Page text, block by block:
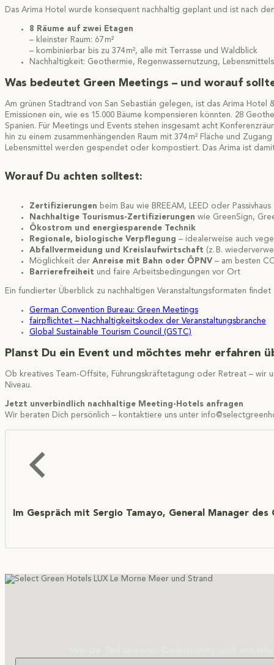
Das Arima Hotel wurde konsequent nachhaltig geplant und ist nach
8 Räume auf zwei Etagen
– kleinster Raum: 67 m²
– kombinierbar bis zu 374 m², alle mit Terrasse und Waldblick
Nachhaltigkeit: Geothermie, Regenwassernutzung,
Was bedeutet Green Meetings – und worauf
Am grünen Stadtrand von San Sebastián gelegen, ist das Arima Hotel
Emissionen ein, wie es 15.000 Bäume kompensieren könnten. 28
Spanien. Für Meetings und Events stehen insgesamt acht
hin zu einem zusammenhängenden Raum mit 374 m² Fläche und
Lebensmittel werden gespendet oder kompostiert. Das Arima ist
Worauf Du achten solltest:
Zertifizierungen beim Bau wie BREEAM, LEED oder Passivhaus
Nachhaltige Tourismus-Zertifizierungen wie GreenSign,
Ökostrom und energiesparende Technik
Regionale, biologische Verpflegung – idealerweise auch
Abfallvermeidung und Kreislaufwirtschaft (z. B.
Möglichkeit der Anreise mit Bahn oder ÖPNV – am besten
Barrierefreiheit und faire Arbeitsbedingungen vor Ort
Ein fundierter Überblick zu nachhaltigen Veranstaltungsformaten findet
German Convention Bureau: Green Meetings
fairpflichtet – Nachhaltigkeitskodex der Veranstaltungsbranche
Global Sustainable Tourism Council (GSTC)
Planst Du ein Event und möchtes mehr erfahren
Ob kreatives Team-Offsite, Führungskräftetagung oder Retreat – wir
Niveau.
Jetzt unverbindlich nachhaltige Meeting-Hotels anfragen
Wir beraten Dich persönlich – kontaktiere uns unter
Im Gespräch mit Sergio Tamayo, General Manager des